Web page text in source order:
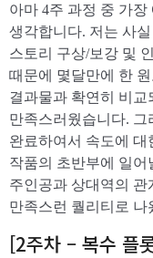
아마 4주 과정 중 가
생각합니다. 저는 사
스토리 구상/보강 및
때문에 몇달만에 한
결과물과 확연히 비
만족스러웠습니다. 그
완료하여서 속도에 대
작품의 초반부에 일어
주인공과 상대역의
만족스런 퀄리티로 나
[2주차 – 복수 플